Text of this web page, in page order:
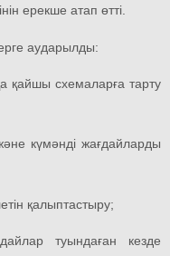
ерекше атап өтті.
аударылды:
қайшы схемаларға тарту
күмәнді жағдайларды
қалыптастыру;
туындаған кезде